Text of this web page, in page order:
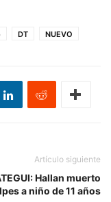
DT NUEVO
Artículo siguiente
Hallan muerto
a niño de 11 años